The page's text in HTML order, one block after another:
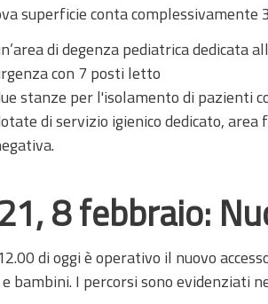
superficie conta complessivamente
di degenza pediatrica dedicata
con 7 posti letto
stanze per l'isolamento di pazienti
di servizio igienico dedicato, area
8 febbraio:
di oggi è operativo il nuovo
bambini. I percorsi sono evidenziati